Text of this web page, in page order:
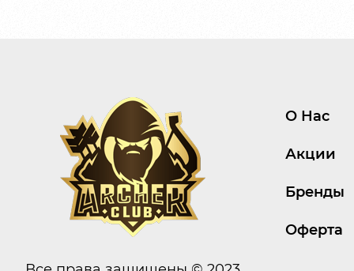
О Нас
Акции
Бренды
Оферта